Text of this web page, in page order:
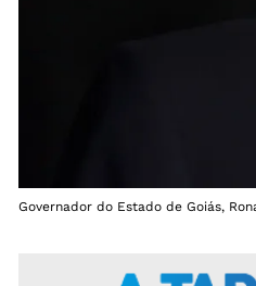
Governador do Estado de Goiás,